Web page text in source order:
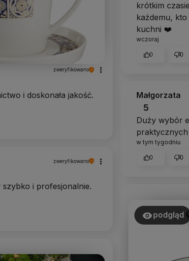
zweryfikowano
i doskonała jakość.
krótkim
każdemu,
kuchni ❤️
wczoraj
0 0
Małgorzata
5
Duży wybór
w tym tygodniu
0 0
zweryfikowano
szybko i profesjonalnie.
podgląd